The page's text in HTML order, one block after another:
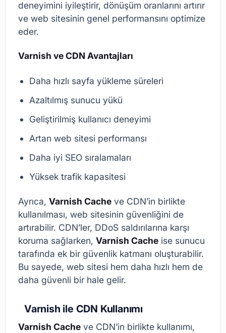
deneyimini iyileştirir, dönüşüm oranlarını artırır
ve web sitesinin genel performansını optimize
eder.
Varnish ve CDN Avantajları
Daha hızlı sayfa yükleme süreleri
Azaltılmış sunucu yükü
Geliştirilmiş kullanıcı deneyimi
Artan web sitesi performansı
Daha iyi SEO sıralamaları
Yüksek trafik kapasitesi
Ayrıca, Varnish Cache ve CDN’in birlikte
kullanılması, web sitesinin güvenliğini de
artırabilir. CDN’ler, DDoS saldırılarına karşı
koruma sağlarken, Varnish Cache ise sunucu
tarafında ek bir güvenlik katmanı oluşturabilir.
Bu sayede, web sitesi hem daha hızlı hem de
daha güvenli bir hale gelir.
Varnish ile CDN Kullanımı
Varnish Cache ve CDN’in birlikte kullanımı,